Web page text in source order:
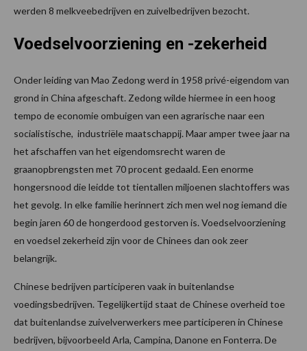
werden 8 melkveebedrijven en zuivelbedrijven bezocht.
Voedselvoorziening en -zekerheid
Onder leiding van Mao Zedong werd in 1958 privé-eigendom van
grond in China afgeschaft. Zedong wilde hiermee in een hoog
tempo de economie ombuigen van een agrarische naar een
socialistische, industriële maatschappij. Maar amper twee jaar na
het afschaffen van het eigendomsrecht waren de
graanopbrengsten met 70 procent gedaald. Een enorme
hongersnood die leidde tot tientallen miljoenen slachtoffers was
het gevolg. In elke familie herinnert zich men wel nog iemand die
begin jaren 60 de hongerdood gestorven is. Voedselvoorziening
en voedsel zekerheid zijn voor de Chinees dan ook zeer
belangrijk.
Chinese bedrijven participeren vaak in buitenlandse
voedingsbedrijven. Tegelijkertijd staat de Chinese overheid toe
dat buitenlandse zuivelverwerkers mee participeren in Chinese
bedrijven, bijvoorbeeld Arla, Campina, Danone en Fonterra. De